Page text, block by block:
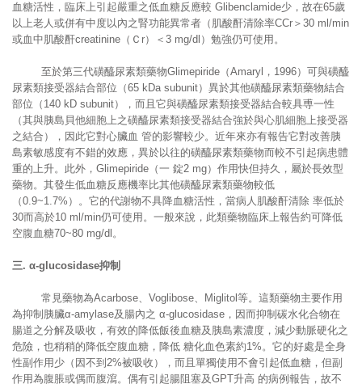
血糖活性，臨床上引起嚴重之低血糖反應較 Glibenclamide少，故在65歲
以上老人或併有中度以內之腎功能異常者（肌酸酐清除率CCr＞30 ml/min
或血中肌酸酐creatinine（Ｃr）＜3 mg/dl）勉強仍可使用。
至於第三代磺醯尿素類藥物Glimepiride（Amaryl，1996）可與磺醯
尿素類接受器結合部位（65 kDa subunit）異於其他磺醯尿素類藥物結合
部位（140 kD subunit），而且它與磺醯尿素類接受器結合較具尃一性
（其與胰島貝他細胞上之磺醯尿素類接受器結合強於與心肌細胞上接受器
之結合），因此它對心臟血 管的影響較少。近年來亦有報告它對改善胰
島素敏感度有不錯的效應，異於以往的磺醯尿素類藥物而較不引起病患體
重的上升。此外，Glimepiride（一 錠2 mg）作用快但持久，屬於長效型
藥物。其發生低血糖反應機率比其他磺醯尿素類藥物較低
（0.9~1.7%）。它的代謝物不具降血糖活性，當病人肌酸酐清除 率低於
30而高於10 ml/min仍可使用。一般來說，此類藥物臨床上報告約可降低
空腹血糖70~80 mg/dl。
三. α-glucosidase抑制
常見藥物為Acarbose、Voglibose、Miglitol等。這類藥物主要作用
為抑制胰臟α-amylase及腸內之 α-glucosidase，因而抑制碳水化合物在
腸道之分解及吸收，有效的降低飯後血糖及胰島素濃度，減少動脈硬化之
危險，也稍稍的降低空腹血糖，降低 糖化血色素約1%。它的好處是全身
性副作用少（因不到2%被吸收），而且單獨使用不會引起低血糖，但副
作用為腹脹或偶而腹瀉。偶有引起腸阻塞及GPT升高 的病例報告，故不